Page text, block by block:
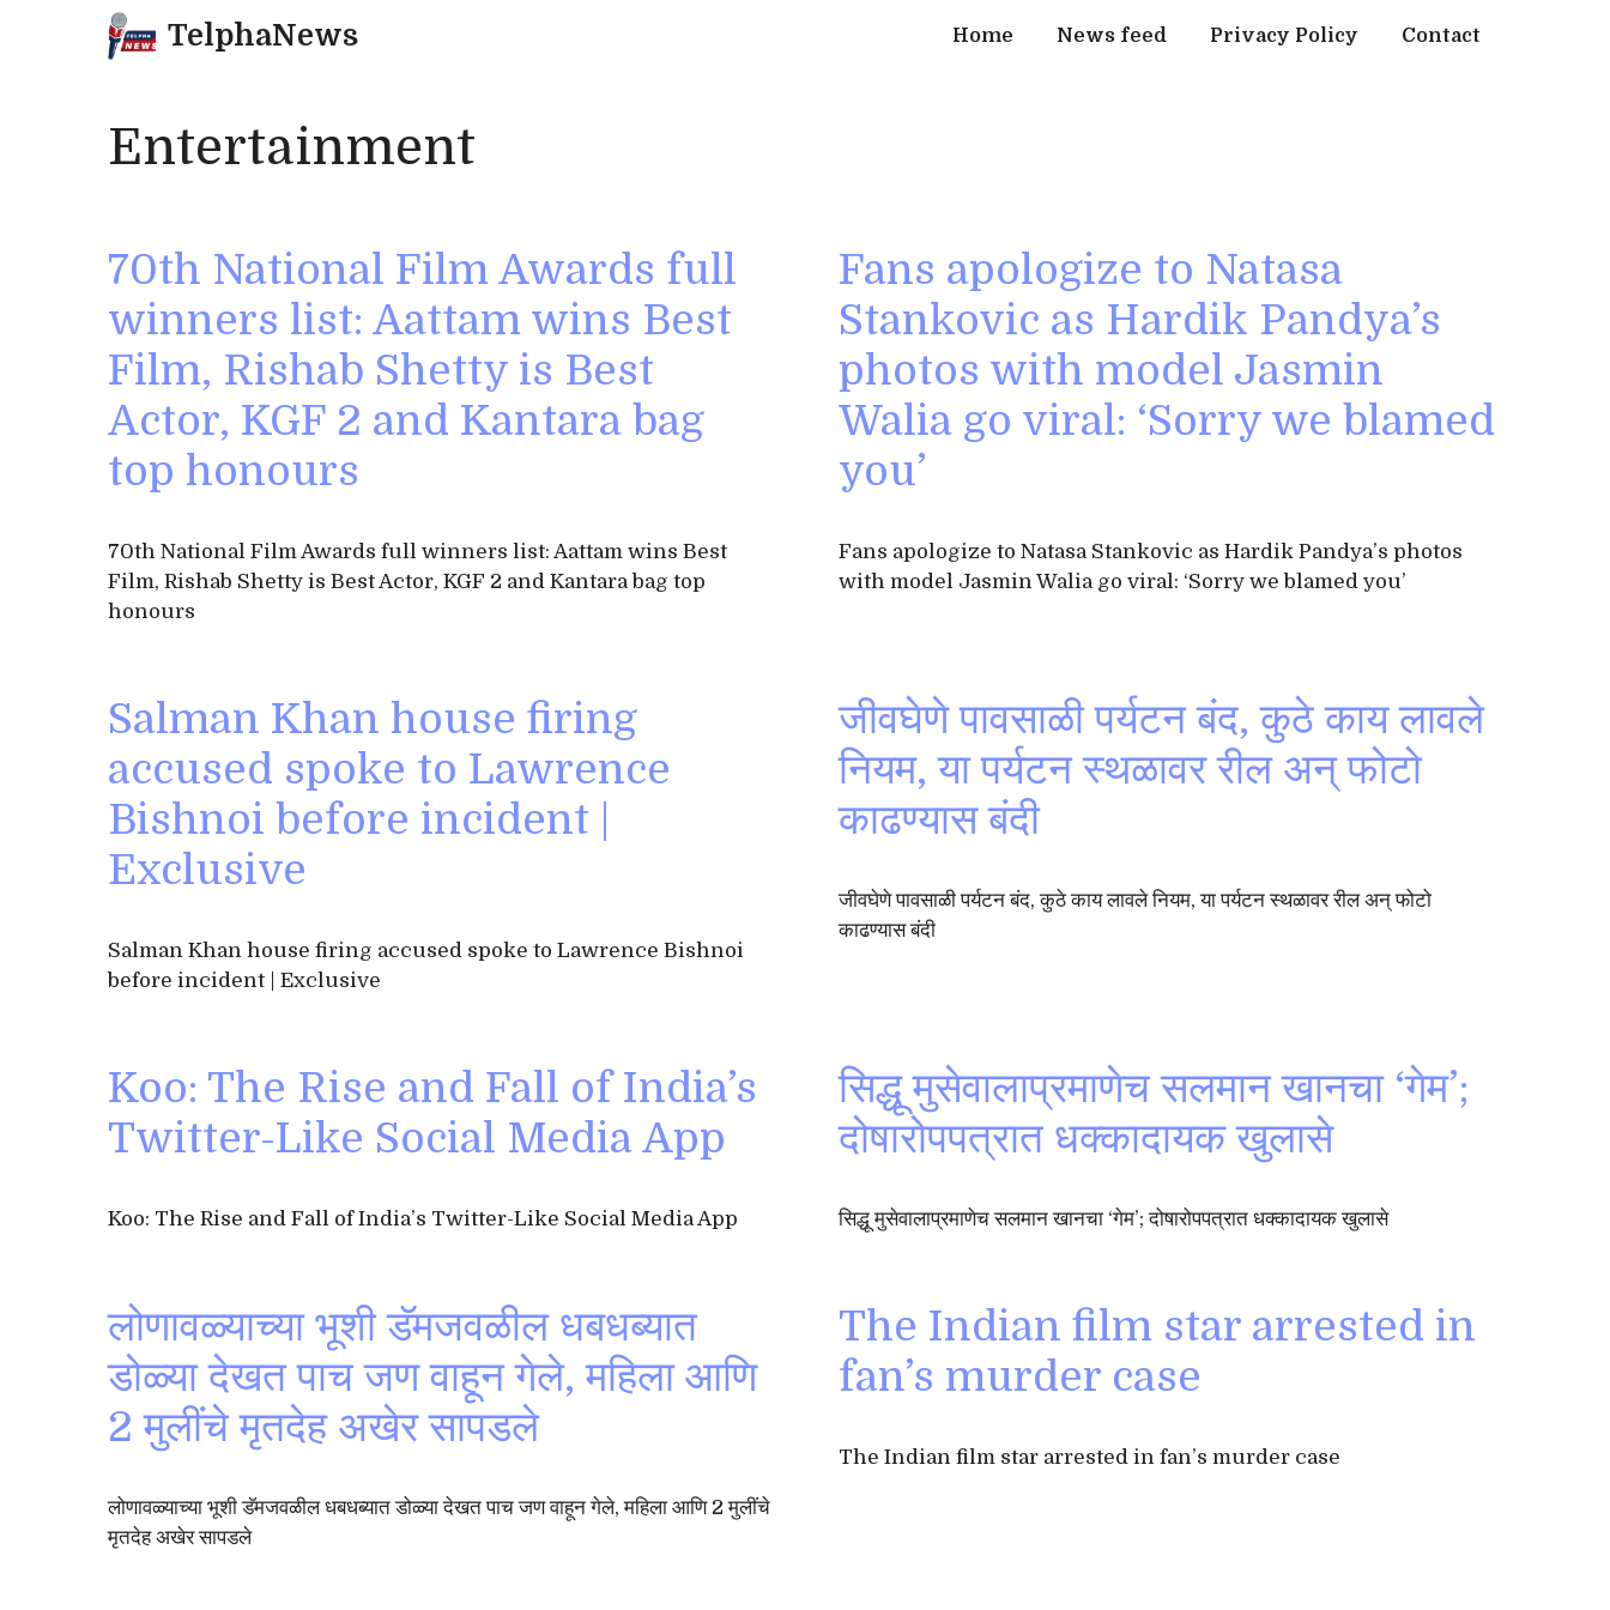
TelphaNews Home News feed Privacy Policy Contact
Entertainment
70th National Film Awards full
winners list: Aattam wins Best
Film, Rishab Shetty is Best
Actor, KGF 2 and Kantara bag
top honours
70th National Film Awards full winners list: Aattam wins Best
Film, Rishab Shetty is Best Actor, KGF 2 and Kantara bag top
honours
Fans apologize to Natasa
Stankovic as Hardik Pandya’s
photos with model Jasmin
Walia go viral: ‘Sorry we blamed
you’
Fans apologize to Natasa Stankovic as Hardik Pandya’s photos
with model Jasmin Walia go viral: ‘Sorry we blamed you’
Salman Khan house firing
accused spoke to Lawrence
Bishnoi before incident |
Exclusive
Salman Khan house firing accused spoke to Lawrence Bishnoi
before incident | Exclusive
जीवघेणे पावसाळी पर्यटन बंद, कुठे काय लावले
नियम, या पर्यटन स्थळावर रील अन् फोटो
काढण्यास बंदी
जीवघेणे पावसाळी पर्यटन बंद, कुठे काय लावले नियम, या पर्यटन स्थळावर रील अन् फोटो
काढण्यास बंदी
Koo: The Rise and Fall of India’s
Twitter-Like Social Media App
Koo: The Rise and Fall of India’s Twitter-Like Social Media App
सिद्धू मुसेवालाप्रमाणेच सलमान खानचा ‘गेम’;
दोषारोपपत्रात धक्कादायक खुलासे
सिद्धू मुसेवालाप्रमाणेच सलमान खानचा ‘गेम’; दोषारोपपत्रात धक्कादायक खुलासे
लोणावळ्याच्या भूशी डॅमजवळील धबधब्यात
डोळ्या देखत पाच जण वाहून गेले, महिला आणि
2 मुलींचे मृतदेह अखेर सापडले
लोणावळ्याच्या भूशी डॅमजवळील धबधब्यात डोळ्या देखत पाच जण वाहून गेले, महिला आणि 2 मुलींचे
मृतदेह अखेर सापडले
The Indian film star arrested in
fan’s murder case
The Indian film star arrested in fan’s murder case